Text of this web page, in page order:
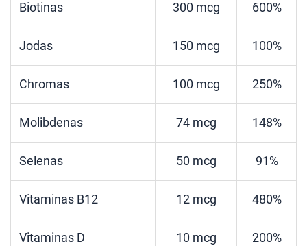
Biotinas 300 mcg 600%
Jodas 150 mcg 100%
Chromas 100 mcg 250%
Molibdenas 74 mcg 148%
Selenas 50 mcg 91%
Vitaminas B12 12 mcg 480%
Vitaminas D 10 mcg 200%